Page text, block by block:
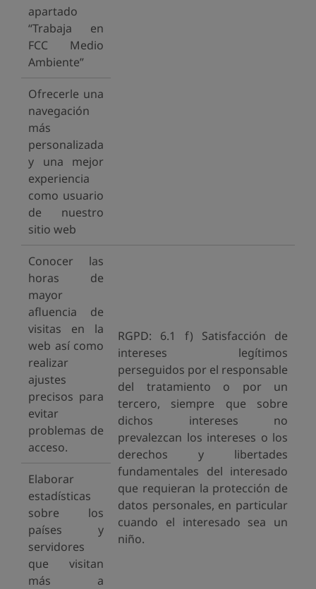
apartado
“Trabaja en
FCC Medio
Ambiente”
Ofrecerle una
navegación
más
personalizada
y una mejor
experiencia
como usuario
de nuestro
sitio web
Conocer las
horas de
mayor
afluencia de
visitas en la
web así como
realizar
ajustes
precisos para
evitar
problemas de
acceso.
RGPD: 6.1 f) Satisfacción de
intereses legítimos
perseguidos por el responsable
del tratamiento o por un
tercero, siempre que sobre
dichos intereses no
prevalezcan los intereses o los
derechos y libertades
fundamentales del interesado
que requieran la protección de
datos personales, en particular
cuando el interesado sea un
niño.
Elaborar
estadísticas
sobre los
países y
servidores
que visitan
más a